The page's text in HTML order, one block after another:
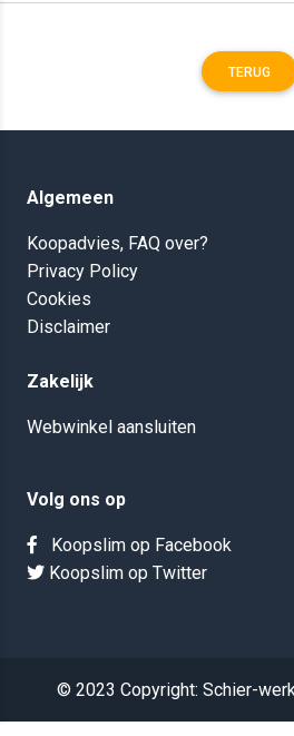
TERUG
Algemeen
Koopadvies, FAQ over?
Privacy Policy
Cookies
Disclaimer
Zakelijk
Webwinkel aansluiten
Volg ons op
Koopslim op Facebook
Koopslim op Twitter
© 2023 Copyright: Schier-